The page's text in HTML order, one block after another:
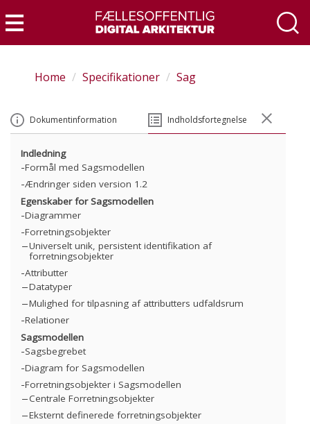
to
main
content
Menu
Home Specifikationer Sag
Dokumentinformation Indholdsfortegnelse
Indledning
Formål med Sagsmodellen
Ændringer siden version 1.2
Egenskaber for Sagsmodellen
Diagrammer
Forretningsobjekter
Universelt unik, persistent identifikation af
forretningsobjekter
Attributter
Datatyper
Mulighed for tilpasning af attributters udfaldsrum
Relationer
Sagsmodellen
Sagsbegrebet
Diagram for Sagsmodellen
Forretningsobjekter i Sagsmodellen
Centrale Forretningsobjekter
Eksternt definerede forretningsobjekter